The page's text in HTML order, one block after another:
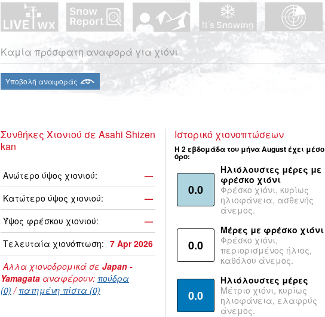
Καμία πρόσφατη αναφορά για χιόνι
Υποβολή αναφοράς
Συνθήκες Χιονιού σε Asahi Shizen
kan
Ανώτερο ύψος χιονιού:
—
Κατώτερο ύψος χιονιού:
—
Ύψος φρέσκου χιονιού:
—
Τελευταία χιονόπτωση: 7 Apr 2026
Αλλα χιονοδρομικά σε Japan -
Yamagata αναφέρουν: πούδρα
(0) /πατημένη πίστα (0)
Ιστορικό χιονοπτώσεων
Η 2 εβδομάδα του μήνα August έχει μέσο
όρο:
0.0
Ηλιόλουστες μέρες με
φρέσκο χιόνι
Φρέσκο χιόνι, κυρίως
ηλιοφάνεια, ασθενής
άνεμος.
0.0
Μέρες με φρέσκο χιόνι
Φρέσκο χιόνι,
περιορισμένος ήλιος,
καθόλου άνεμος.
0.0
Ηλιόλουστες μέρες
Μέτριο χιόνι, κυρίως
ηλιοφάνεια, ελαφρύς
άνεμος.